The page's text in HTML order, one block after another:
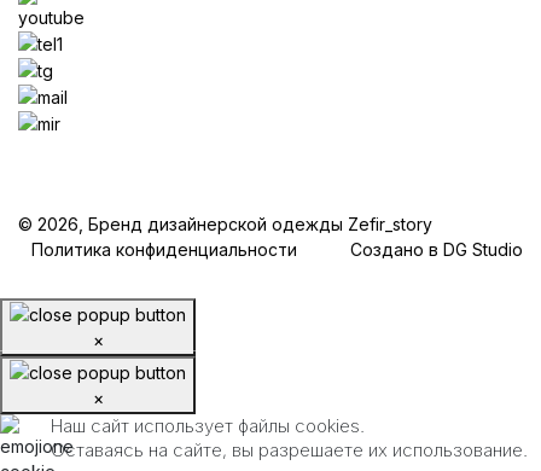
© 2026, Бренд дизайнерской одежды Zefir_story
Политика конфиденциальности
Создано в DG Studio
×
×
Наш сайт использует файлы cookies.
Оставаясь на сайте, вы разрешаете их использование.